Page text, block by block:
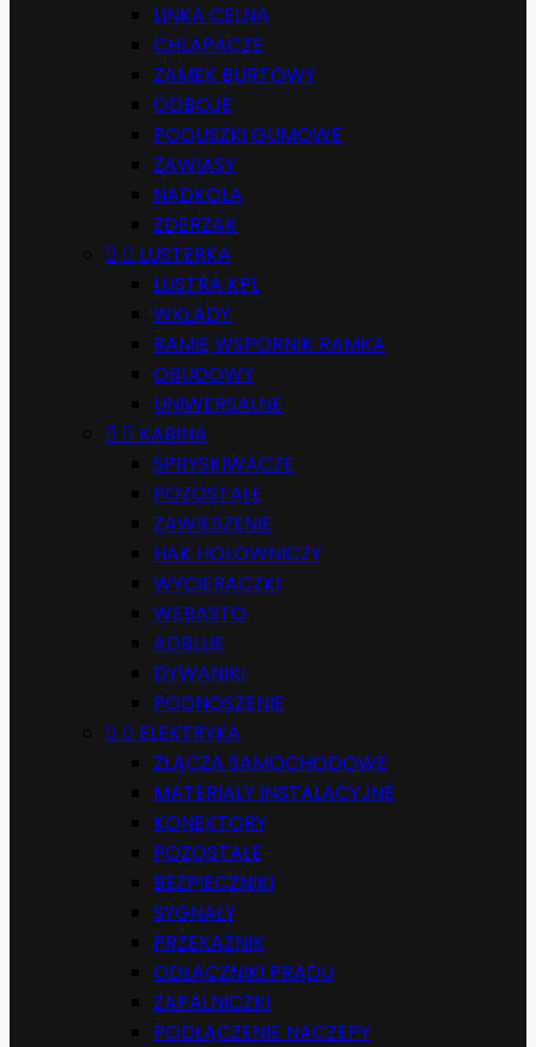
LINKA CELNA
CHLAPACZE
ZAMEK BURTOWY
ODBOJE
PODUSZKI GUMOWE
ZAWIASY
NADKOLA
ZDERZAK
  LUSTERKA
LUSTRA KPL
WKŁADY
RAMIĘ WSPORNIK RAMKA
OBUDOWY
UNIWERSALNE
  KABINA
SPRYSKIWACZE
POZOSTAŁE
ZAWIESZENIE
HAK HOLOWNICZY
WYCIERACZKI
WEBASTO
ADBLUE
DYWANIKI
PODNOSZENIE
  ELEKTRYKA
ZŁĄCZA SAMOCHODOWE
MATERIAŁY INSTALACYJNE
KONEKTORY
POZOSTAŁE
BEZPIECZNIKI
SYGNAŁY
PRZEKAŻNIK
ODŁĄCZNIKI PRĄDU
ZAPALNICZKI
PODŁĄCZENIE NACZEPY